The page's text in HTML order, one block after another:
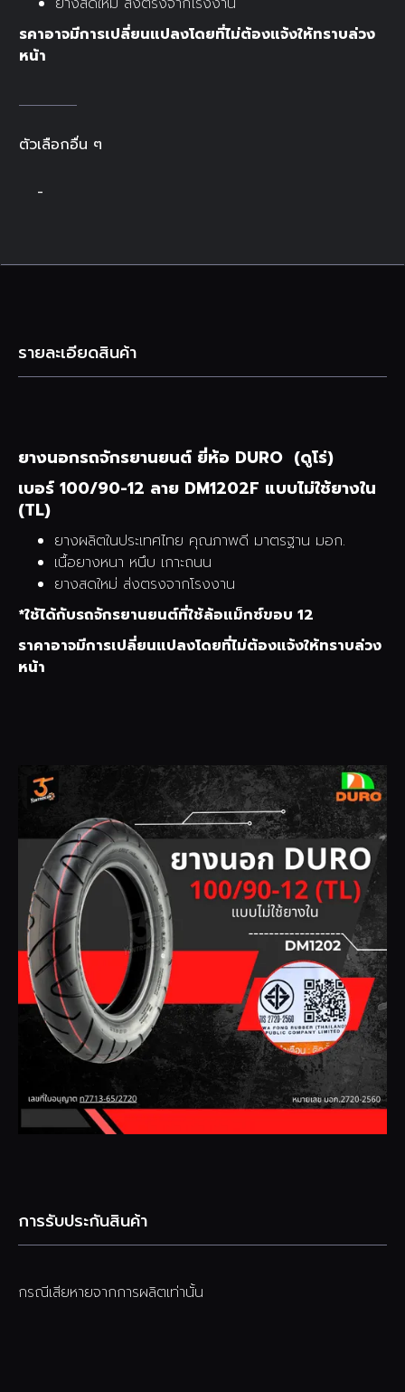
รคาอาจมีการเปลี่ยนแปลงโดยที่ไม่ต้องแจ้งให้ทราบล่วง
หน้า
ตัวเลือกอื่น ๆ
-
รายละเอียดสินค้า
ยางนอกรถจักรยานยนต์ ยี่ห้อ DURO (ดูโร่)
เบอร์ 100/90-12 ลาย DM1202F แบบไม่ใช้ยางใน
(TL)
ยางผลิตในประเทศไทย คุณภาพดี มาตรฐาน มอก.
เนื้อยางหนา หนึบ เกาะถนน
ยางสดใหม่ ส่งตรงจากโรงงาน
*ใช้ได้กับรถจักรยานยนต์ที่ใช้ล้อแม็กซ์ขอบ 12
ราคาอาจมีการเปลี่ยนแปลงโดยที่ไม่ต้องแจ้งให้ทราบล่วง
หน้า
การรับประกันสินค้า
กรณีเสียหายจากการผลิตเท่านั้น